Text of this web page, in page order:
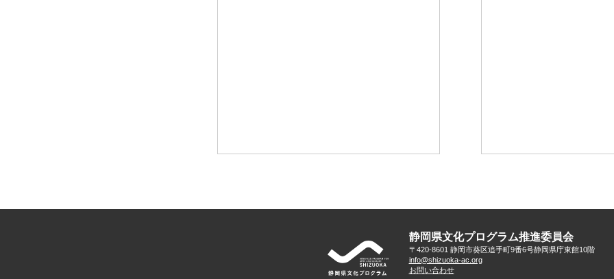
静岡県文化プログラム推進委員会
〒420-8601 静岡市葵区追手町9番6号静岡県庁東館10階
info@shizuoka-ac.org
お問い合わせ